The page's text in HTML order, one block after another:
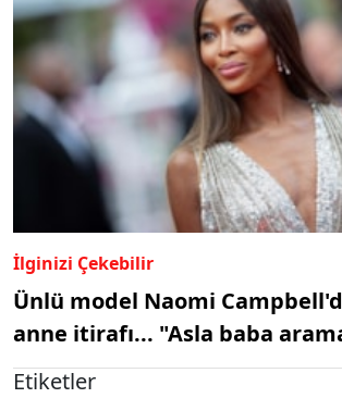
İlginizi Çekebilir
Ünlü model Naomi
anne itirafı... "Asla baba
Etiketler